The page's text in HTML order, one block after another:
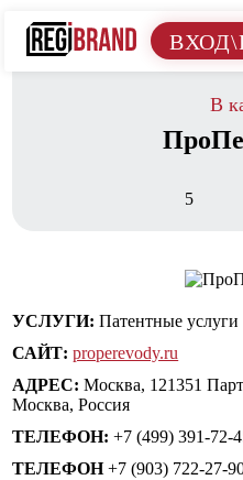
В
5
УСЛУГИ: Патентные услуги
САЙТ: properevody.ru
АДРЕС: Москва, 121351
Москва, Россия
ТЕЛЕФОН: +7 (499) 391-72-
ТЕЛЕФОН+7 (903) 722-27-